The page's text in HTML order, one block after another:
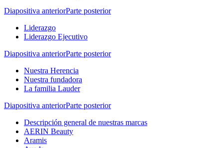
Diapositiva anteriorParte posterior
Liderazgo
Liderazgo Ejecutivo
Diapositiva anteriorParte posterior
Nuestra Herencia
Nuestra fundadora
La familia Lauder
Diapositiva anteriorParte posterior
Descripción general de nuestras marcas
AERIN Beauty
Aramis